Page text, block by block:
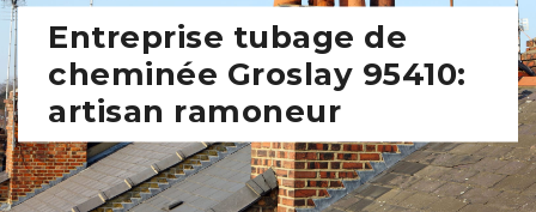
Entreprise tubage de
cheminée Groslay 95410:
artisan ramoneur